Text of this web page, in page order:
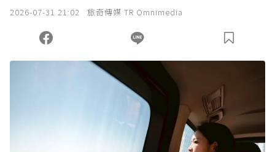
您當前剩餘 U 利點數：0點；前往 購買點數
2026-07-31 21:02 旅奇傳媒 TR Omnimedia